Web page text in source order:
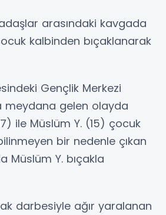
arasındaki kavgada
kalbinden bıçaklanarak
Gençlik Merkezi
meydana gelen olayda
ile Müslüm Y. (15) çocuk
bir nedenle çıkan
Müslüm Y. bıçakla
darbesiyle ağır yaralanan